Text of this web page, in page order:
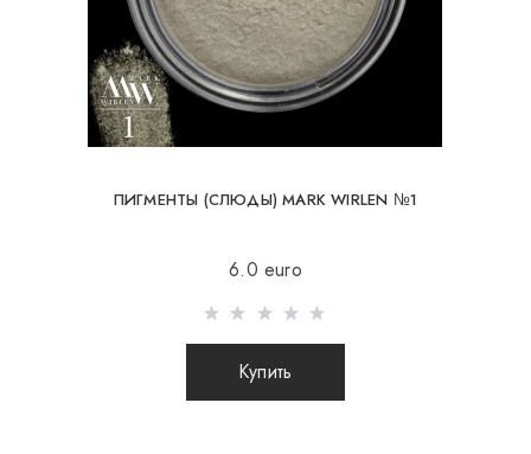
Германия, Чехия, Литва, Румыния, Словакия, Эстония,
Латвия, Венгрия, Италия, Великобритания, Испания).
Бесплатная доставка возможна при заказе на
суму от 80Є
При заказе на суму до 80Є, стоимость доставки
посылки наложенным платежом не отправляются)
Отправка посылок заграницу происходит 2 раза в
ПИГМЕНТЫ (СЛЮДЫ) MARK WIRLEN №1
6.0 euro
Купить